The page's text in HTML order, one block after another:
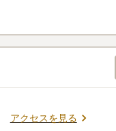
アクセスを見る